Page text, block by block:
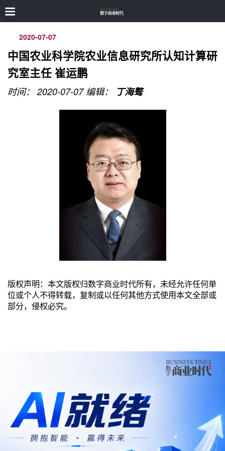
2020-07-07
中国农业科学院农业信息研究所认知计算研
究室主任 崔运鹏
时间： 2020-07-07 编辑： 丁海骜
版权声明：本文版权归数字商业时代所有，未经允许任何单
位或个人不得转载，复制或以任何其他方式使用本文全部或
部分，侵权必究。